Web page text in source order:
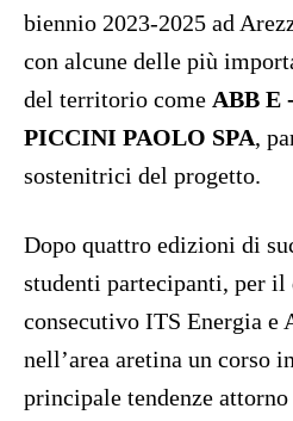
biennio 2023-2025 ad
con alcune delle più
del territorio come ABB E
PICCINI PAOLO SPA,
sostenitrici del progetto.
Dopo quattro edizioni di
studenti partecipanti, per il
consecutivo ITS Energia e
nell’area aretina un corso
principale tendenze